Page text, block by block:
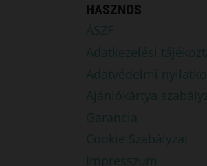
HASZNOS
ÁSZF
Adatkezelési
Adatvédelmi
Ajánlókártya
Garancia
Cookie Szabályzat
Impresszum